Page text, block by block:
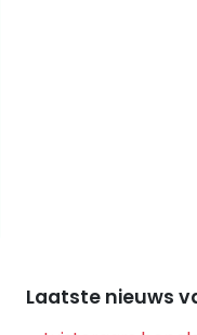
Laatste nieuws